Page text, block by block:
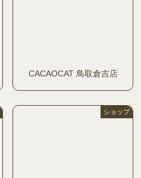
CACAOCAT 鳥取倉吉店
ショップ